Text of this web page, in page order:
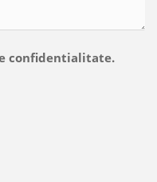
confidentialitate.